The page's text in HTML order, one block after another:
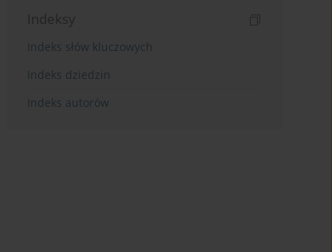
Indeksy
Indeks słów kluczowych
Indeks dziedzin
Indeks autorów